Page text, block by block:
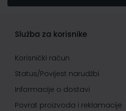
Služba za korisnike
Korisnički račun
Status/Povijest narudžbi
Informacije o dostavi
Povrat proizvoda i reklamacije